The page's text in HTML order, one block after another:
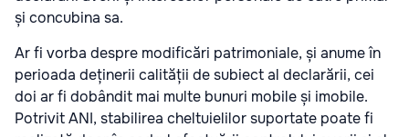
și concubina sa.
Ar fi vorba despre modificări patrimoniale, și anume în
perioada deținerii calității de subiect al declarării, cei
doi ar fi dobândit mai multe bunuri mobile și imobile.
Potrivit ANI, stabilirea cheltuielilor suportate poate fi